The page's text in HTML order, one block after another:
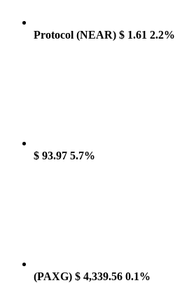
Protocol (NEAR) $ 1.61 2.2%
$ 93.97 5.7%
(PAXG) $ 4,339.56 0.1%